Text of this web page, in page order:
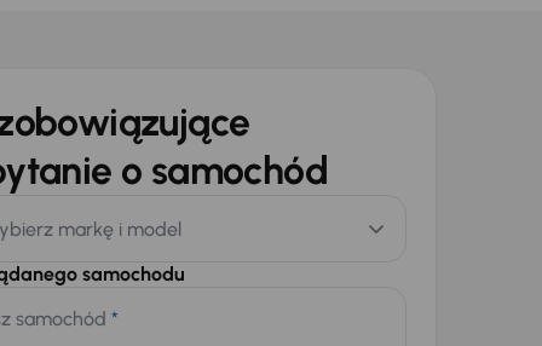
o samochód
markę i model
samochodu
samochód *